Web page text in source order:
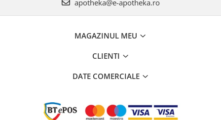
apotheka@e-apotheka.ro
MAGAZINUL MEU
CLIENTI
DATE COMERCIALE